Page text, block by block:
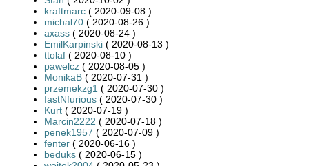
kraftmarc ( 2020-09-08 )
michal70 ( 2020-08-26 )
axass ( 2020-08-24 )
EmilKarpinski ( 2020-08-13 )
ttolaf ( 2020-08-10 )
pawelcz ( 2020-08-05 )
MonikaB ( 2020-07-31 )
przemekzg1 ( 2020-07-30 )
fastNfurious ( 2020-07-30 )
Kurt ( 2020-07-19 )
Marcin2222 ( 2020-07-18 )
penek1957 ( 2020-07-09 )
fenter ( 2020-06-16 )
beduks ( 2020-06-15 )